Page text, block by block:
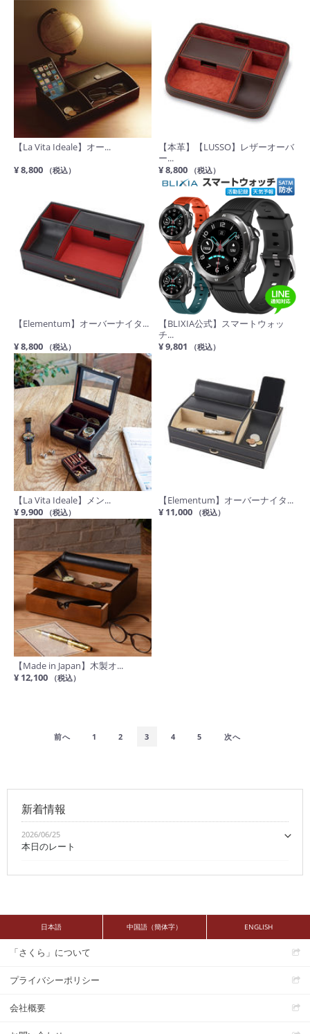
【La Vita Ideale】オー...
¥ 8,800
（税込）
【本革】【LUSSO】レザーオーバ
ー...
¥ 8,800
（税込）
【Elementum】オーバーナイタ...
¥ 8,800
（税込）
【BLIXIA公式】スマートウォッ
チ...
¥ 9,801
（税込）
【La Vita Ideale】メン...
¥ 9,900
（税込）
【Elementum】オーバーナイタ...
¥ 11,000
（税込）
【Made in Japan】木製オ...
¥ 12,100
（税込）
前へ 1 2 3 4 5 次へ
新着情報
2026/06/25
本日のレート
日本語 中国語（簡体字） ENGLISH
「さくら」について
プライバシーポリシー
会社概要